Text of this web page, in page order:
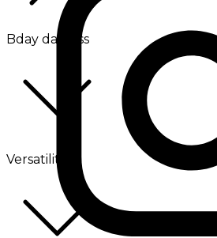
Bday da Boss
Versatilité